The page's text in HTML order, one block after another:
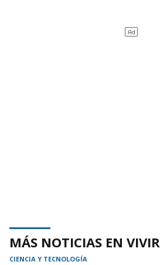
MÁS NOTICIAS EN VIVIR
CIENCIA Y TECNOLOGÍA